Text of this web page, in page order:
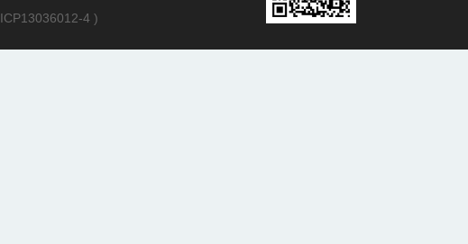
ICP13036012-4 )